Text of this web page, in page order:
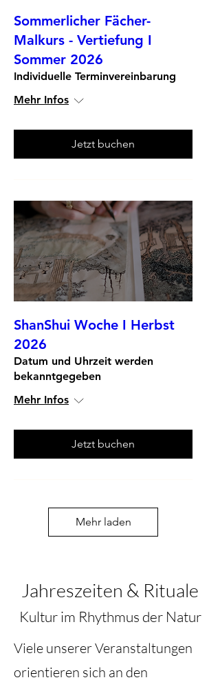
Sommerlicher Fächer-
Malkurs - Vertiefung I
Sommer 2026
Individuelle Terminvereinbarung
Mehr Infos
Jetzt buchen
ShanShui Woche I Herbst
2026
Datum und Uhrzeit werden
bekanntgegeben
Mehr Infos
Jetzt buchen
Mehr laden
Jahreszeiten & Rituale
Kultur im Rhythmus der Natur
Viele unserer Veranstaltungen
orientieren sich an den